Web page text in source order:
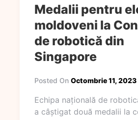
Medalii pentru
moldoveni la
de robotică din
Singapore
Posted On Octombrie 11, 2023
Echipa națională de
a câștigat două medalii la